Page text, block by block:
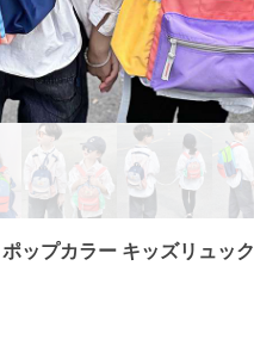
ップカラー キッズリュック